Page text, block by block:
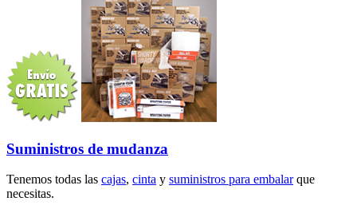
Suministros de mudanza
Tenemos todas las cajas, cinta y suministros para embalarque
necesitas.